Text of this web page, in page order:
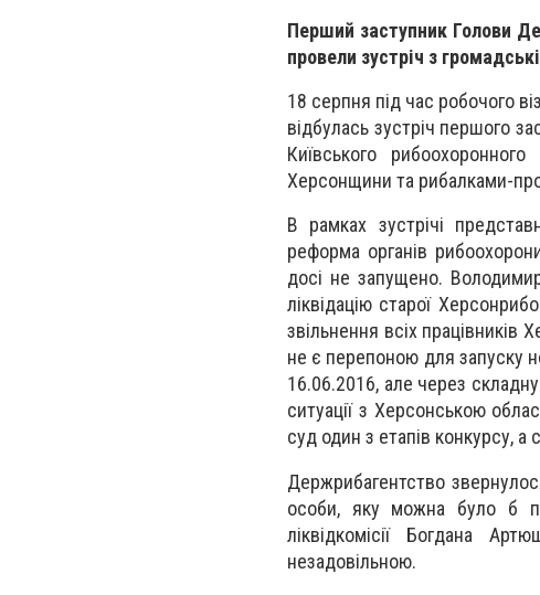
Перший заступник Голови
провели зустріч з
18 серпня під час робочого
відбулась зустріч першого
Київського
Херсонщини та рибалками-
В рамках зустрічі
реформа органів
досі не запущено.
ліквідацію старої
звільнення всіх працівників
не є перепоною для запуску
16.06.2016, але через
ситуації з Херсонською
суд один з етапів конкурсу, а
Держрибагентство
особи, яку можна було б
ліквідкомісії Богдана
незадовільною.